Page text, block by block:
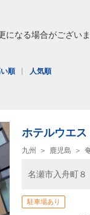
なる場合がござい
順 人気順
ホテルウエ
九州 鹿児島
名瀬市入舟町８
駐車場あり